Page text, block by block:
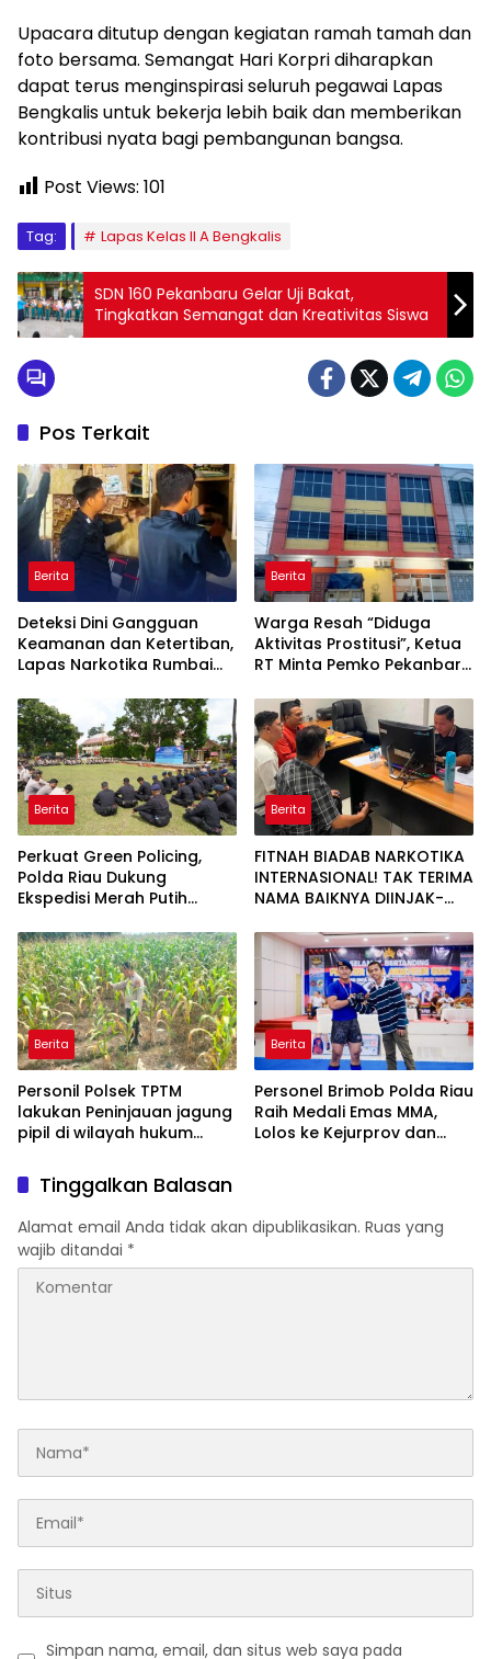
Upacara ditutup dengan kegiatan ramah tamah dan
foto bersama. Semangat Hari Korpri diharapkan
dapat terus menginspirasi seluruh pegawai Lapas
Bengkalis untuk bekerja lebih baik dan memberikan
kontribusi nyata bagi pembangunan bangsa.
Post Views: 101
Tag: Lapas Kelas II A Bengkalis
SDN 160 Pekanbaru Gelar Uji Bakat,
Tingkatkan Semangat dan Kreativitas Siswa
Pos Terkait
Berita
Deteksi Dini Gangguan
Keamanan dan Ketertiban,
Lapas Narkotika Rumbai
Hunian
Berita
Warga Resah “Diduga
Aktivitas Prostitusi”, Ketua
RT Minta Pemko Pekanbaru
Aktivitas Z Homestay di
Jalan Tanjung Datuk
Berita
Perkuat Green Policing,
Polda Riau Dukung
Ekspedisi Merah Putih
Penanaman Mangrove
Berita
FITNAH BIADAB NARKOTIKA
INTERNASIONAL! TAK TERIMA
NAMA BAIKNYA DIINJAK-
DECLARE WAR: SIAP Bantai
DAN SERET AKUN PEMBUNUH
KARAKTER KE PENJARA
POLDA KEPRI!
Berita
Personil Polsek TPTM
lakukan Peninjauan jagung
pipil di wilayah hukum
Berita
Personel Brimob Polda Riau
Raih Medali Emas MMA,
Lolos ke Kejurprov dan
Tinggalkan Balasan
Alamat email Anda tidak akan dipublikasikan. Ruas yang
wajib ditandai *
Simpan nama, email, dan situs web saya pada